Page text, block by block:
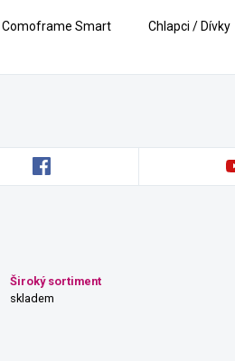
Comoframe Smart Chlapci / Dívky
Široký sortiment
skladem